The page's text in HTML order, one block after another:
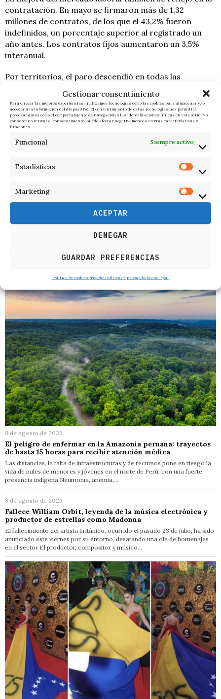
Gestionar consentimiento
Para ofrecer las mejores experiencias, utilizamos tecnologías como las cookies para almacenar y/o
acceder a la información del dispositivo. El consentimiento de estas tecnologías nos permitirá
procesar datos como el comportamiento de navegación o las identificaciones únicas en este sitio. No
consentir o retirar el consentimiento, puede afectar negativamente a ciertas características y
funciones.
Funcional Siempre activo
Estadísticas
Marketing
ACEPTAR
DENEGAR
GUARDAR PREFERENCIAS
Política de cookiesPrivado: Política de privacidadAviso legal
contratación. En mayo se firmaron más de 1,32
millones de contratos, de los que el 43,2% fueron
indefinidos, un porcentaje superior al registrado un
año antes. Los contratos fijos aumentaron un 3,5%
interanual.
Por territorios, el paro descendió en todas las
comunidades autónomas. Andalucía, Cataluña y Madrid
lideraron las caídas en términos absolutos, mientras
que el paro solo aumentó en cuatro provincias.
alcanzó una tasa de cobertura del 80,9%, la más alta
cerca de 1,8 millones de beneficiarios de prestaciones.
8 de agosto de 2026
El peligro de enfermar en la Amazonía peruana: trayectos
de hasta 15 horas para recibir atención médica
Las distancias, la falta de infraestructuras y de recursos pone en riesgo la
vida de miles de menores y jóvenes en el norte de Perú, con una fuerte
presencia indígena Neumonía, anemia,…
8 de agosto de 2026
Fallece William Orbit, leyenda de la música electrónica y
productor de estrellas como Madonna
El fallecimiento del artista británico, ocurrido el pasado 23 de julio, ha sido
anunciado este viernes por su entorno, desatando una ola de homenajes
en el sector El productor, compositor y músico…